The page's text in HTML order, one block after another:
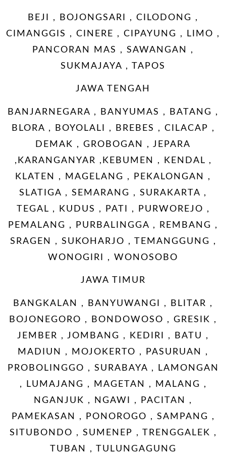
BEJI , BOJONGSARI , CILODONG ,
CIMANGGIS , CINERE , CIPAYUNG , LIMO ,
PANCORAN MAS , SAWANGAN ,
SUKMAJAYA , TAPOS
JAWA TENGAH
BANJARNEGARA , BANYUMAS , BATANG ,
BLORA , BOYOLALI , BREBES , CILACAP ,
DEMAK , GROBOGAN , JEPARA
,KARANGANYAR ,KEBUMEN , KENDAL ,
KLATEN , MAGELANG , PEKALONGAN ,
SLATIGA , SEMARANG , SURAKARTA ,
TEGAL , KUDUS , PATI , PURWOREJO ,
PEMALANG , PURBALINGGA , REMBANG ,
SRAGEN , SUKOHARJO , TEMANGGUNG ,
WONOGIRI , WONOSOBO
JAWA TIMUR
BANGKALAN , BANYUWANGI , BLITAR ,
BOJONEGORO , BONDOWOSO , GRESIK ,
JEMBER , JOMBANG , KEDIRI , BATU ,
MADIUN , MOJOKERTO , PASURUAN ,
PROBOLINGGO , SURABAYA , LAMONGAN
, LUMAJANG , MAGETAN , MALANG ,
NGANJUK , NGAWI , PACITAN ,
PAMEKASAN , PONOROGO , SAMPANG ,
SITUBONDO , SUMENEP , TRENGGALEK ,
TUBAN , TULUNGAGUNG